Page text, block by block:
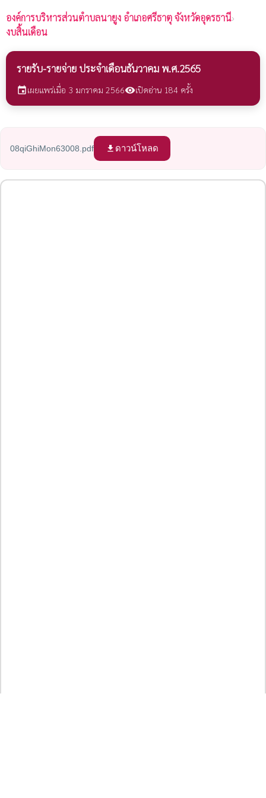
องค์การบริหารส่วนตำบลนายูง อำเภอศรีธาตุ จังหวัดอุดรธานี›
งบสิ้นเดือน
รายรับ-รายจ่าย ประจำเดือนธันวาคม พ.ศ.2565
eventเผยแพร่เมื่อ 3 มกราคม 2566visibilityเปิดอ่าน 184 ครั้ง
08qiGhiMon63008.pdf file_download ดาวน์โหลด